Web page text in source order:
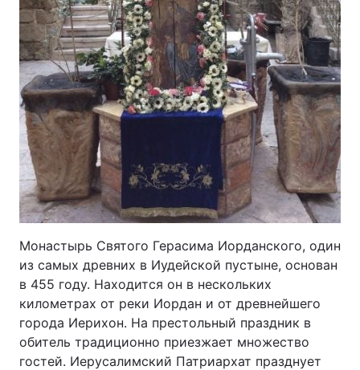
Головна Війна
Україна Політика
Економіка
Спорт Наука
Техно і зв'язок Лайт
Зброя Інциденти
Монастырь Святого Герасима Иорданского, один
из самых древних в Иудейской пустыне, основан
в 455 году. Находится он в нескольких
километрах от реки Иордан и от древнейшего
города Иерихон. На престольный праздник в
обитель традиционно приезжает множество
гостей. Иерусалимский Патриархат празднует